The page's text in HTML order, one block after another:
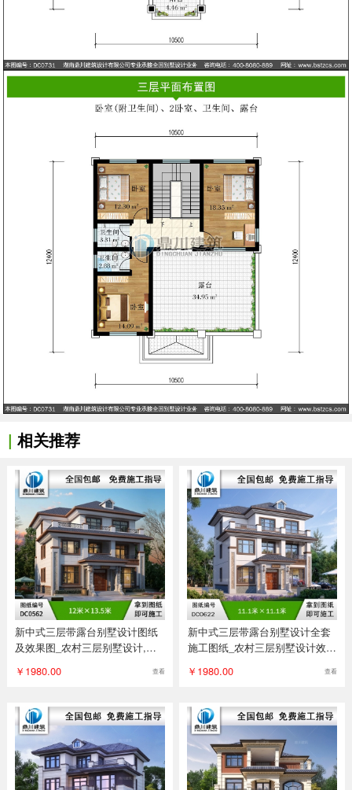
| 相关推荐
新中式三层带露台别墅设计图纸
及效果图_农村三层别墅设计,鼎
￥1980.00 查看
新中式三层带露台别墅设计全套
施工图纸_农村三层别墅设计效果
￥1980.00 查看